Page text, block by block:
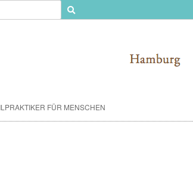
FÜR MENSCHEN